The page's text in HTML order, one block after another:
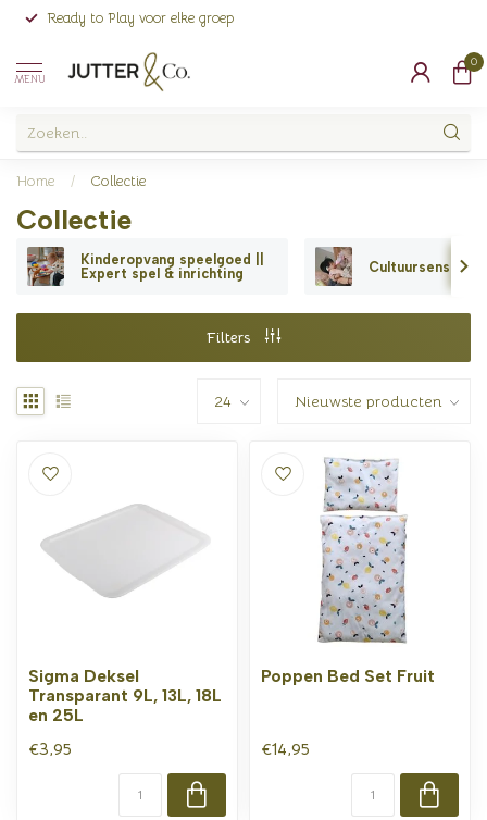
Ready to Play voor elke groep
MENU
0
Home / Collectie
Collectie
Kinderopvang speelgoed ||
Expert spel & inrichting
Cultuursensitief
Filters
Sigma Deksel
Transparant 9L, 13L, 18L
en 25L
€3,95
Poppen Bed Set Fruit
€14,95